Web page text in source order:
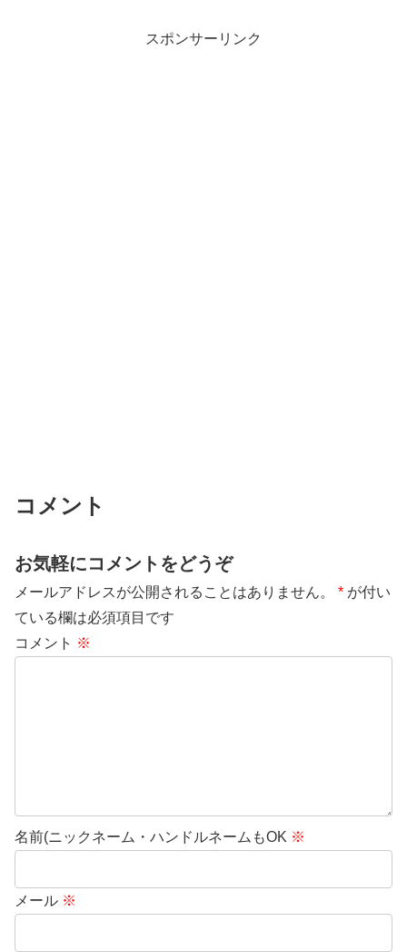
スポンサーリンク
コメント
お気軽にコメントをどうぞ
メールアドレスが公開されることはありません。 * が付い
ている欄は必須項目です
コメント ※
名前(ニックネーム・ハンドルネームもOK ※
メール ※